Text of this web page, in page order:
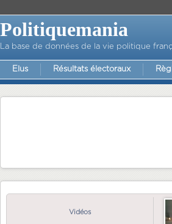
Politiquemania
La base de données de la vie politique
Elus Résultats électoraux
Vidéos